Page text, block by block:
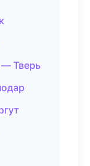
— Тверь